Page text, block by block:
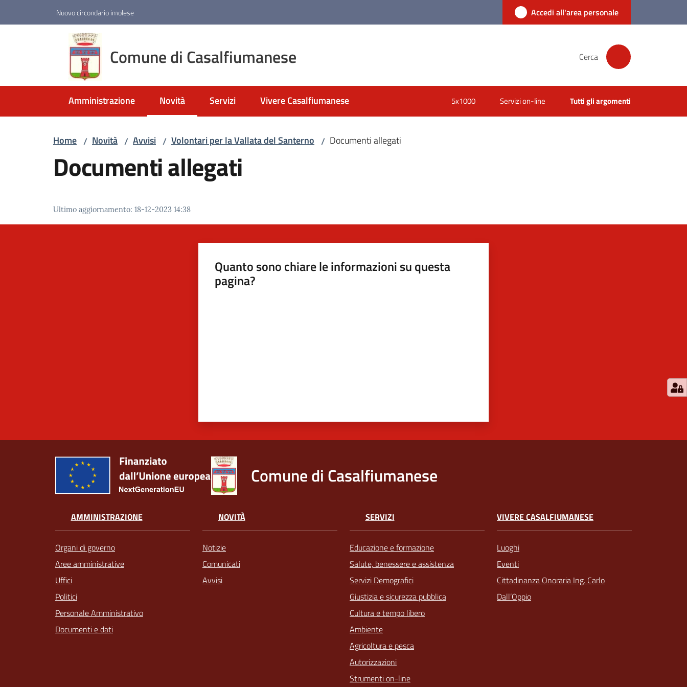
Nuovo circondario imolese Accedi all'area personale
Comune di Casalfiumanese Cerca
Amministrazione Novità
Menu selezionato
Servizi Vivere Casalfiumanese 5x1000 Servizi on-line Tutti gli argomenti
Home / Novità / Avvisi / Volontari per la Vallata del Santerno / Documenti allegati
Documenti allegati
Ultimo aggiornamento: 18-12-2023 14:38
Quanto sono chiare le informazioni su questa
pagina?
Comune di Casalfiumanese
AMMINISTRAZIONE
Organi di governo
Aree amministrative
Uffici
Politici
Personale Amministrativo
Documenti e dati
NOVITÀ
Notizie
Comunicati
Avvisi
SERVIZI
Educazione e formazione
Salute, benessere e assistenza
Servizi Demografici
Giustizia e sicurezza pubblica
Cultura e tempo libero
Ambiente
Agricoltura e pesca
Autorizzazioni
Strumenti on-line
VIVERE CASALFIUMANESE
Luoghi
Eventi
Cittadinanza Onoraria Ing. Carlo
Dall’Oppio